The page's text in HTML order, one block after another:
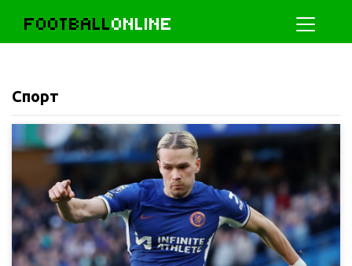
FOOTBALLONLINE
Спорт